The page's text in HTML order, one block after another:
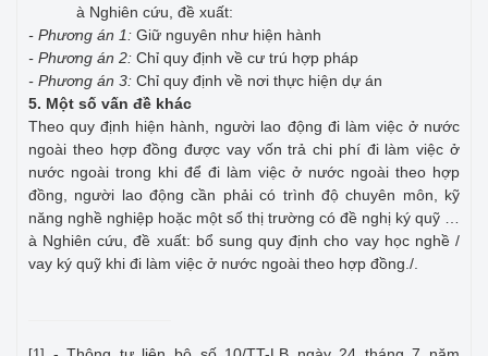
à Nghiên cứu, đề xuất:
- Phương án 1: Giữ nguyên như hiện hành
- Phương án 2: Chỉ quy định về cư trú hợp pháp
- Phương án 3: Chỉ quy định về nơi thực hiện dự án
5. Một số vấn đề khác
Theo quy định hiện hành, người lao động đi làm việc ở nước
ngoài theo hợp đồng được vay vốn trả chi phí đi làm việc ở
nước ngoài trong khi để đi làm việc ở nước ngoài theo hợp
đồng, người lao động cần phải có trình độ chuyên môn, kỹ
năng nghề nghiệp hoặc một số thị trường có đề nghị ký quỹ …
à Nghiên cứu, đề xuất: bổ sung quy định cho vay học nghề /
vay ký quỹ khi đi làm việc ở nước ngoài theo hợp đồng./.